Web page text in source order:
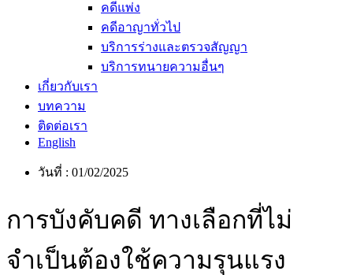
คดีแพ่ง
คดีอาญาทั่วไป
บริการร่างและตรวจสัญญา
บริการทนายความอื่นๆ
เกี่ยวกับเรา
บทความ
ติดต่อเรา
English
วันที่ : 01/02/2025
การบังคับคดี ทางเลือกที่ไม่
จำเป็นต้องใช้ความรุนแรง